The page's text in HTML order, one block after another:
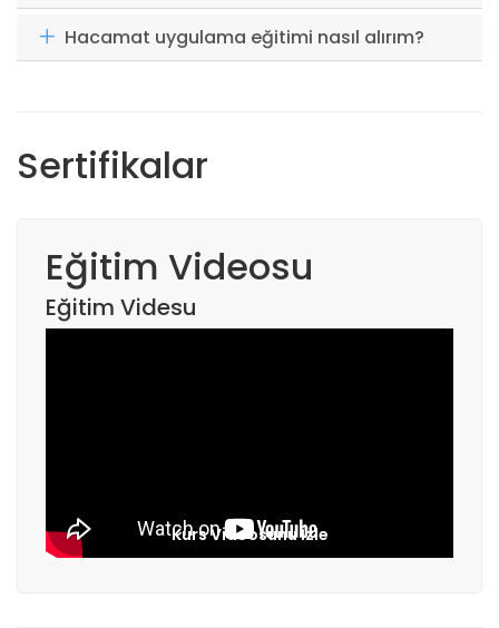
Hacamat uygulama eğitimi nasıl alırım?
Sertifikalar
Eğitim Videosu
Eğitim Videsu
Kurs Videosunu İzle